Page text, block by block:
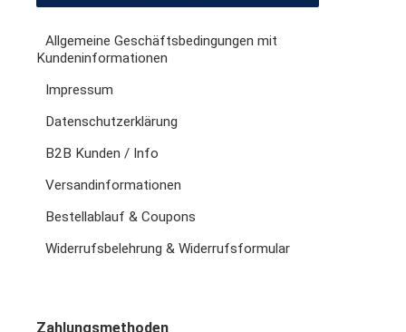
Allgemeine Geschäftsbedingungen mit
Kundeninformationen
Impressum
Datenschutzerklärung
B2B Kunden / Info
Versandinformationen
Bestellablauf & Coupons
Widerrufsbelehrung & Widerrufsformular
Zahlungsmethoden